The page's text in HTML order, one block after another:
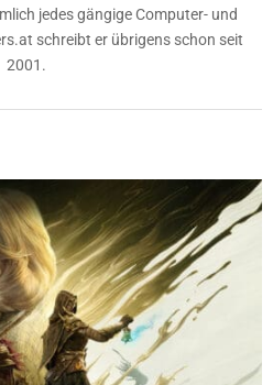
jedes gängige Computer- und
schreibt er übrigens schon seit
2001.